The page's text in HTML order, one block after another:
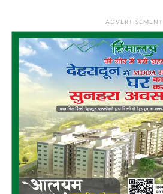
ADVERTISEMENT